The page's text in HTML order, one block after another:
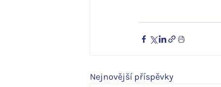
Nejnovější příspěvky